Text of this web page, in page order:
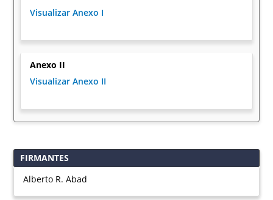
Visualizar Anexo I
Anexo II
Visualizar Anexo II
FIRMANTES
Alberto R. Abad